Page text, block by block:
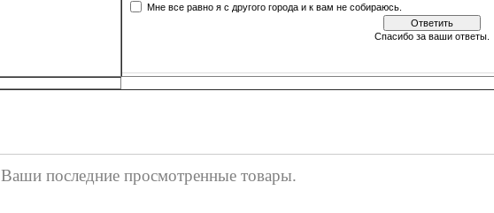
Мне все равно я с другого города и к вам не собираюсь.
Спасибо за ваши ответы.
Ваши последние просмотренные товары.